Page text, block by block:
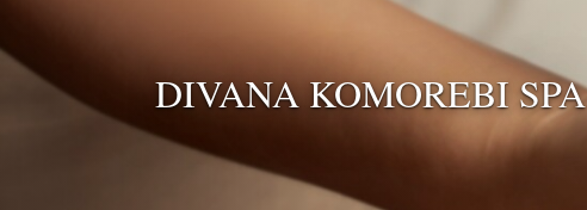
DIVANA KOMOREBI SPA
DIVANA KOMOREBI SPA
DIVANA KOMOREBI SPA